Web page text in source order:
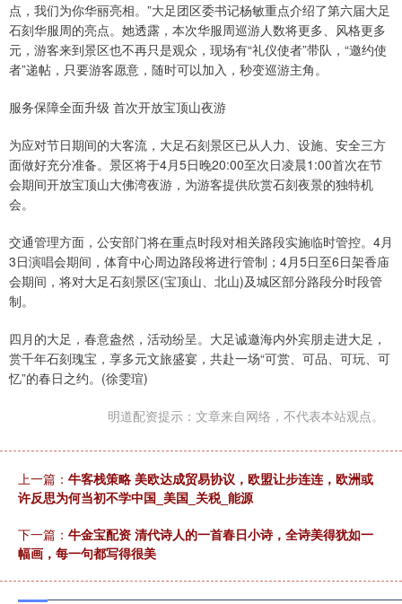
点，我们为你华丽亮相。”大足团区委书记杨敏重点介绍了第六届大足
石刻华服周的亮点。她透露，本次华服周巡游人数将更多、风格更多
元，游客来到景区也不再只是观众，现场有“礼仪使者”带队，“邀约使
者”递帖，只要游客愿意，随时可以加入，秒变巡游主角。
服务保障全面升级 首次开放宝顶山夜游
为应对节日期间的大客流，大足石刻景区已从人力、设施、安全三方
面做好充分准备。景区将于4月5日晚20:00至次日凌晨1:00首次在节
会期间开放宝顶山大佛湾夜游，为游客提供欣赏石刻夜景的独特机
会。
交通管理方面，公安部门将在重点时段对相关路段实施临时管控。4月
3日演唱会期间，体育中心周边路段将进行管制；4月5日至6日架香庙
会期间，将对大足石刻景区(宝顶山、北山)及城区部分路段分时段管
制。
四月的大足，春意盎然，活动纷呈。大足诚邀海内外宾朋走进大足，
赏千年石刻瑰宝，享多元文旅盛宴，共赴一场“可赏、可品、可玩、可
忆”的春日之约。(徐雯瑄)
明道配资提示：文章来自网络，不代表本站观点。
上一篇： 牛客栈策略 美欧达成贸易协议，欧盟让步连连，欧洲或
许反思为何当初不学中国_美国_关税_能源
下一篇： 牛金宝配资 清代诗人的一首春日小诗，全诗美得犹如一
幅画，每一句都写得很美